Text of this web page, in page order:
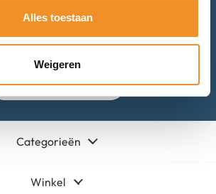
Alles toestaan
Weigeren
Bel met ons
Mail met ons
Categorieën
Winkel